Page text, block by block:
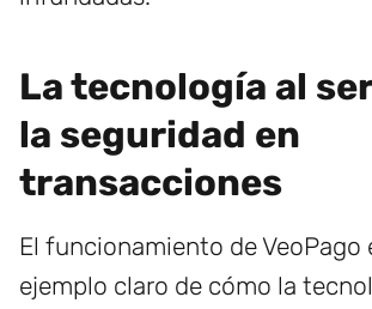
La tecnología al
la seguridad en
transacciones
El funcionamiento de VeoPago
ejemplo claro de cómo la